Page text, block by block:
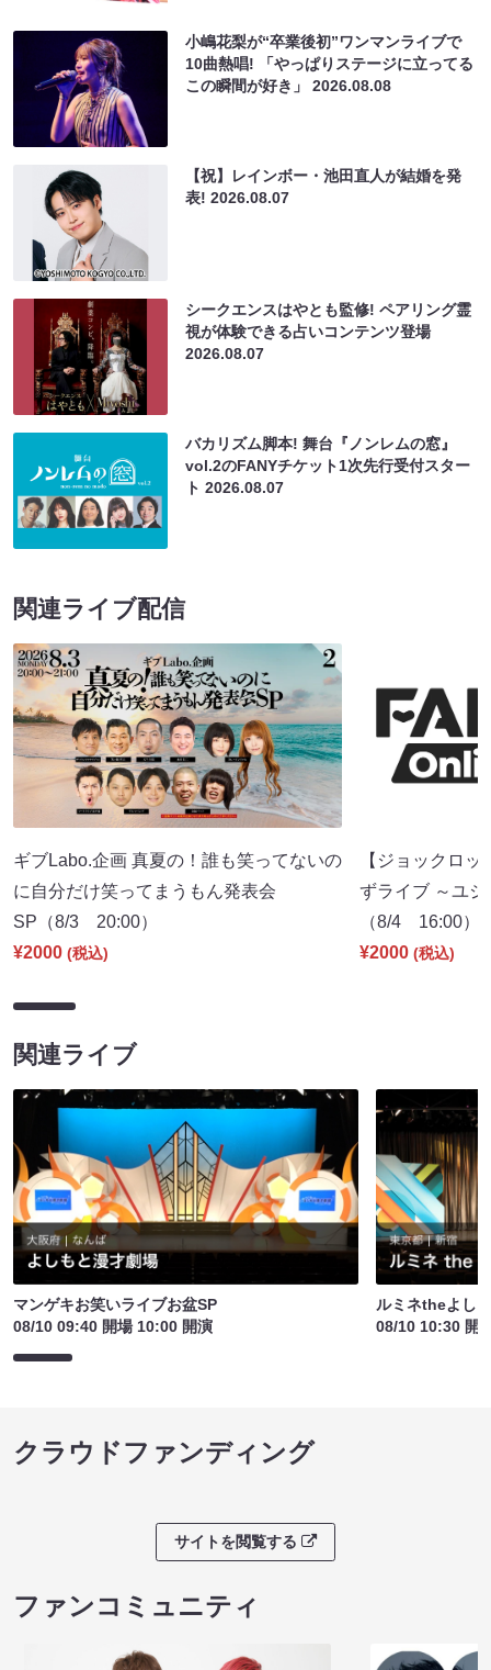
小嶋花梨が“卒業後初”ワンマンライブで
10曲熱唱! 「やっぱりステージに立ってる
この瞬間が好き」2026.08.08
【祝】レインボー・池田直人が結婚を発
表!2026.08.07
シークエンスはやとも監修! ペアリング霊
視が体験できる占いコンテンツ登場
2026.08.07
バカリズム脚本! 舞台『ノンレムの窓』
vol.2のFANYチケット1次先行受付スター
ト2026.08.07
関連ライブ配信
ギブLabo.企画 真夏の！誰も笑ってないの
に自分だけ笑ってまうもん発表会
SP（8/3 20:00）
¥2000 (税込)
【ジョックロ
ずライブ ～ユ
（8/4 16:00）
¥2000 (税込)
関連ライブ
マンゲキお笑いライブお盆SP
08/10 09:40 開場 10:00 開演
ルミネtheよし
08/10 10:30 開
クラウドファンディング
サイトを閲覧する
ファンコミュニティ